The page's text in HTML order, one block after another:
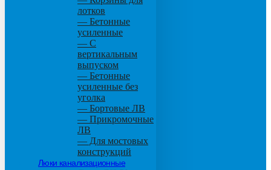
лотков
— Бетонные
усиленные
— С
вертикальным
выпуском
— Бетонные
усиленные без
уголка
— Бортовые ЛВ
— Прикромочные
ЛВ
— Для мостовых
конструкций
Люки канализационные